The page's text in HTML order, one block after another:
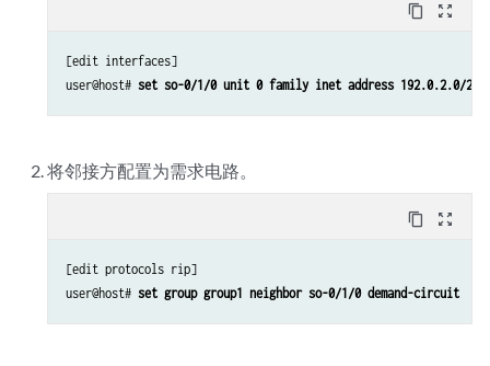
content_copy zoom_out_map
[edit interfaces]
user@host# set so-0/1/0 unit 0 family inet address 192.0.2.0/24
将邻接方配置为需求电路。
content_copy zoom_out_map
[edit protocols rip]
user@host# set group group1 neighbor so-0/1/0 demand-circuit